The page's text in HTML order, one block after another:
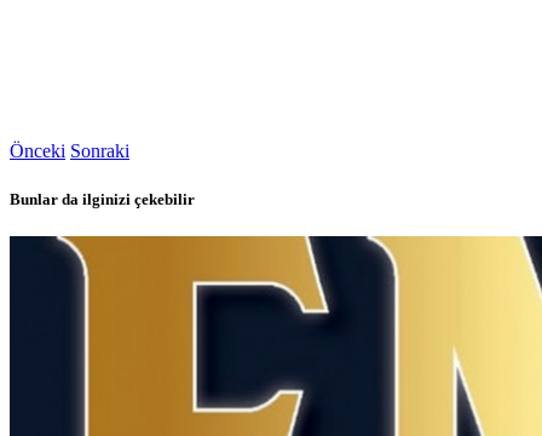
Önceki Sonraki
Bunlar da ilginizi çekebilir